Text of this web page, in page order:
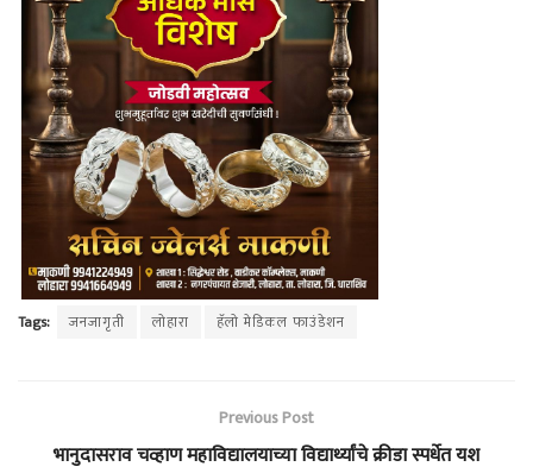
Tags: जनजागृती लोहारा हॅलो मेडिकल फाउंडेशन
Previous Post
भानुदासराव चव्हाण महाविद्यालयाच्या विद्यार्थ्यांचे क्रीडा स्पर्धेत यश